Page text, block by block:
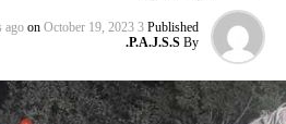
Published
3 years ago
on October 19, 2023
By
P.A.J.S.S.